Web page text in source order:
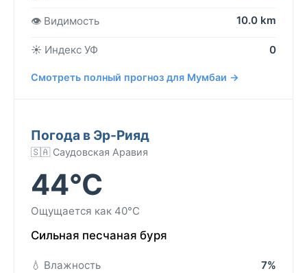
👁️ Видимость 10.0 km
☀️ Индекс УФ 0
Смотреть полный прогноз для Мумбаи →
Погода в Эр-Рияд
🇸🇦 Саудовская Аравия
44°C
Ощущается как 40°C
Сильная песчаная буря
💧 Влажность
7%